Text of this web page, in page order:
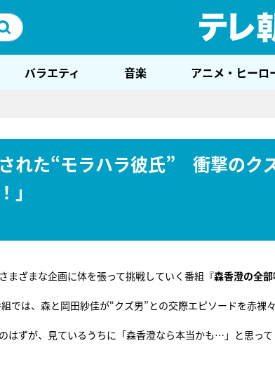
バラエティ 音楽 アニメ・ヒーロ
れた“モラハラ彼氏” 衝撃のク
」
まざまな企画に体を張って挑戦していく番組『森香澄の全
では、森と岡田紗佳が“クズ男”との交際エピソードを赤裸々
はずが、見ているうちに「森香澄なら本当かも…」と思っ